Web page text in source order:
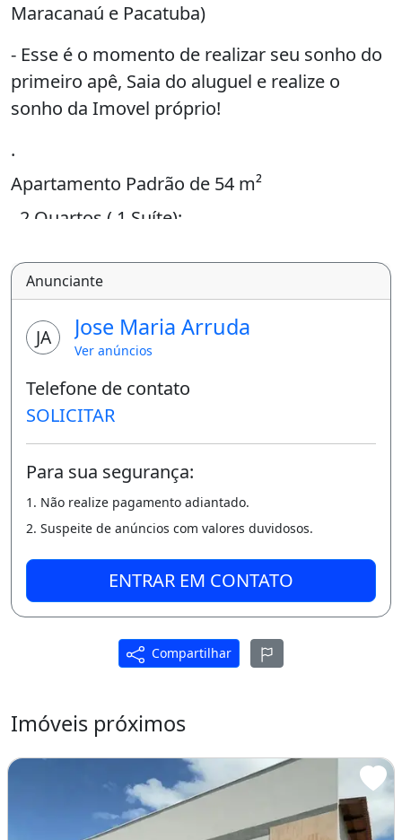
Maracanaú e Pacatuba)
- Esse é o momento de realizar seu sonho do
primeiro apê, Saia do aluguel e realize o
sonho da Imovel próprio!
.
Apartamento Padrão de 54 m²
. 2 Quartos ( 1 Suíte);
Banheiro Social;
Sala de Estar / Jantar;
Cozinha Americana;
Area de Serviço;
Deck;
.
Interfones;
Anunciante
JA Jose Maria Arruda
Ver anúncios
Telefone de contato
SOLICITAR
Para sua segurança:
1. Não realize pagamento adiantado.
2. Suspeite de anúncios com valores duvidosos.
ENTRAR EM CONTATO
Compartilhar
Imóveis próximos